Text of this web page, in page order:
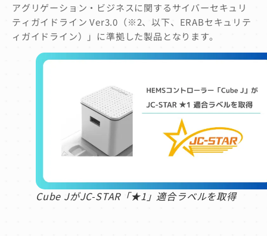
アグリゲーション・ビジネスに関するサイバーセキュリ
ティガイドライン Ver3.0（※2、以下、ERABセキュリテ
ィガイドライン）」に準拠した製品となります。
Cube JがJC-STAR「★1」適合ラベルを取得